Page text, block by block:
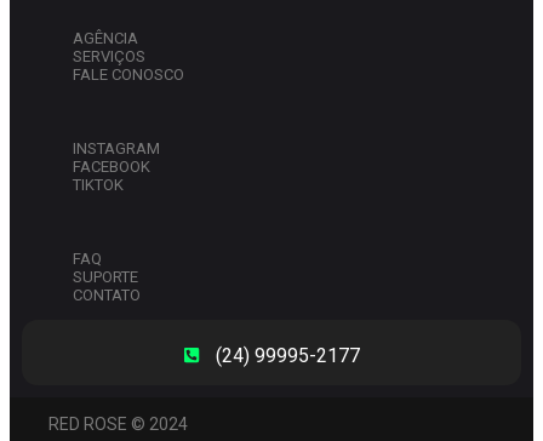
AGÊNCIA
SERVIÇOS
FALE CONOSCO
INSTAGRAM
FACEBOOK
TIKTOK
FAQ
SUPORTE
CONTATO
(24) 99995-2177
RED ROSE © 2024